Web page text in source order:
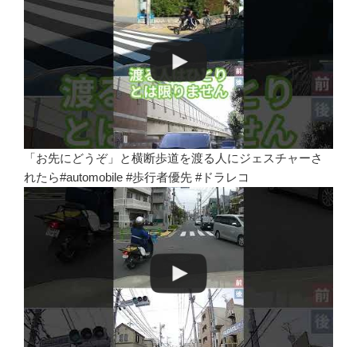
「お先にどうぞ」と横断歩道を渡る人にジェスチャーさ
れたら#automobile #歩行者優先 #ドラレコ